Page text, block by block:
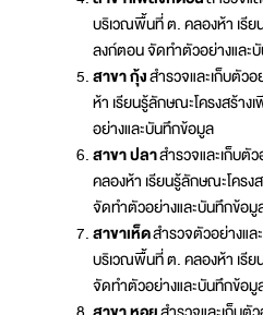
บริเวณพื้นที่ ต. คลองห้า เรี
ลงก์ตอน จัดทำตัวอย่างและ
สาขา กุ้งสำรวจและเก็บตัว
ห้า เรียนรู้ลักษณะโครงสร้า
อย่างและบันทึกข้อมูล
สาขา ปลาสำรวจและเก็บตั
คลองห้า เรียนรู้ลักษณะโคร
จัดทำตัวอย่างและบันทึกข้อมู
สาขาเห็ดสำรวจตัวอย่างแล
บริเวณพื้นที่ ต. คลองห้า เรีย
จัดทำตัวอย่างและบันทึกข้อ